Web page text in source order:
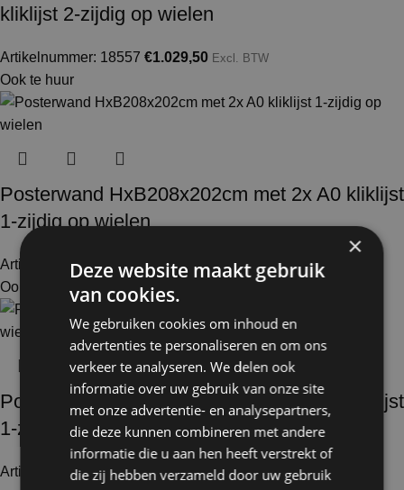
kliklijst 2-zijdig op wielen
Artikelnummer: 18557 €1.029,50 Excl. BTW
Ook te huur
Posterwand HxB208x202cm met 2x A0 kliklijst
1-zijdig op wielen
Artikelnummer: 18602€500,00 Excl. BTW
Ook te huur
Posterwand HxB259x301cm met 6x A0 kliklijst
1-zijdig op wielen
Artikelnummer: 18605€991,00 Excl. BTW
×
Deze website maakt gebruik
van cookies.
We gebruiken cookies om inhoud en
advertenties te personaliseren en om ons
verkeer te analyseren. We delen ook
informatie over uw gebruik van onze site
met onze advertentie- en analysepartners,
die deze kunnen combineren met andere
informatie die u aan hen heeft verstrekt of
die zij hebben verzameld door uw gebruik